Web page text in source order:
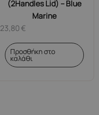
(2Handles Lid) – Blue
Marine
23,80€
Προσθήκη στο
καλάθι